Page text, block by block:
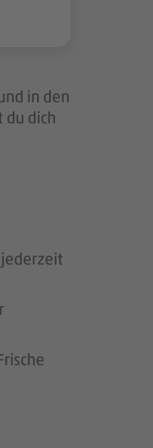
in den
du dich